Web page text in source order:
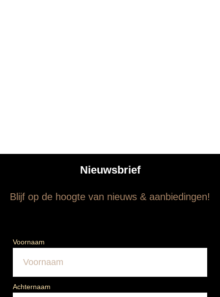
Nieuwsbrief
Blijf op de hoogte van nieuws & aanbiedingen!
Voornaam
Achternaam